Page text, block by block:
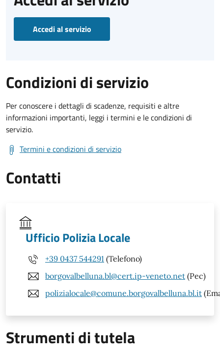
Accedi al servizio
Condizioni di servizio
Per conoscere i dettagli di scadenze, requisiti e altre
informazioni importanti, leggi i termini e le condizioni di
servizio.
Termini e condizioni di servizio
Contatti
Ufficio Polizia Locale
+39 0437 544291 (Telefono)
borgovalbelluna.bl@cert.ip-veneto.net (Pec)
polizialocale@comune.borgovalbelluna.bl.it
Strumenti di tutela